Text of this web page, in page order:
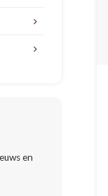
en